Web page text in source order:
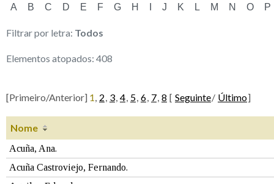
A B C D E F G H J K L M N O P
Filtrar por letra: Todos
Elementos atopados: 408
[Primeiro/Anterior] 1, 2, 3, 4, 5, 6, 7, 8 [ Seguinte/ Último]
Nome
Acuña, Ana.
Acuña Castroviejo, Fernando.